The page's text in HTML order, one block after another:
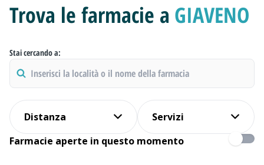
Trova le farmacie a GIAVENO
Stai cercando a:
Distanza
Servizi
Farmacie aperte in questo momento